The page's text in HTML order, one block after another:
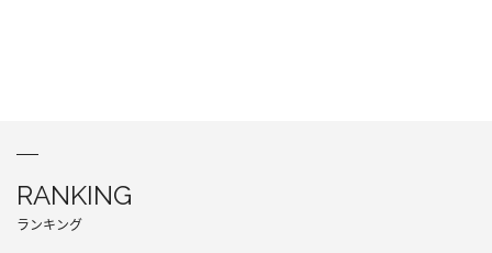
RANKING
ランキング